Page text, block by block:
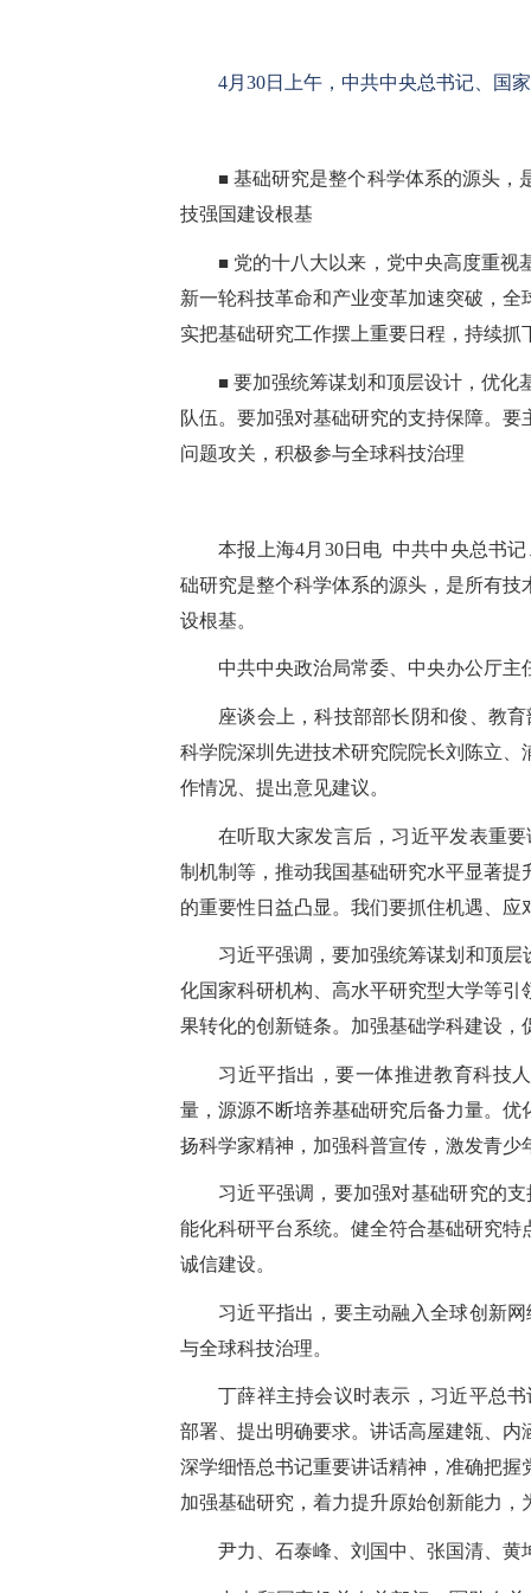
4月30日上午，中共中央总书记、国
■基础研究是整个科学体系的源头，
技强国建设根基
■ 党的十八大以来，党中央高度重视
新一轮科技革命和产业变革加速突破，
实把基础研究工作摆上重要日程，持续抓
■要加强统筹谋划和顶层设计，优化
队伍。要加强对基础研究的支持保障。
问题攻关，积极参与全球科技治理
本报上海4月 30日电 中共中央总书
础研究是整个科学体系的源头，是所有
设根基。
中共中央政治局常委、中央办公厅
座谈会上，科技部部长阴和俊、教
科学院深圳先进技术研究院院长刘陈立
作情况、提出意见建议。
在听取大家发言后，习近平发表重
制机制等，推动我国基础研究水平显著
的重要性日益凸显。我们要抓住机遇、
习近平强调，要加强统筹谋划和顶
化国家科研机构、高水平研究型大学等
果转化的创新链条。加强基础学科建设
习近平指出，要一体推进教育科技
量，源源不断培养基础研究后备力量。
扬科学家精神，加强科普宣传，激发青
习近平强调，要加强对基础研究的
能化科研平台系统。健全符合基础研究
诚信建设。
习近平指出，要主动融入全球创新
与全球科技治理。
丁薛祥主持会议时表示，习近平总
部署、提出明确要求。讲话高屋建瓴、
深学细悟总书记重要讲话精神，准确把
加强基础研究，着力提升原始创新能力
尹力、石泰峰、刘国中、张国清、黄